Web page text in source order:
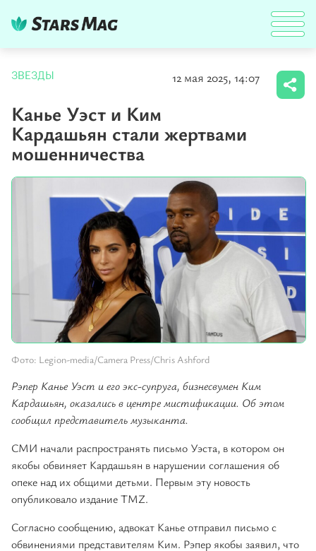
ЗВЕЗДЫ 12 мая 2025, 14:07
Канье Уэст и Ким
Кардашьян стали жертвами
мошенничества
Фото: Legion-media/Camera Press/Chris Ashford
Рэпер Канье Уэст и его экс-супруга, бизнесвумен Ким
Кардашьян, оказались в центре мистификации. Об этом
сообщил представитель музыканта.
СМИ начали распространять письмо Уэста, в котором он
якобы обвиняет Кардашьян в нарушении соглашения об
опеке над их общими детьми. Первым эту новость
опубликовало издание TMZ.
Согласно сообщению, адвокат Канье отправил письмо с
обвинениями представителям Ким. Рэпер якобы заявил, что